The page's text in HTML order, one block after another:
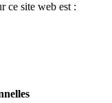
ce site web est :